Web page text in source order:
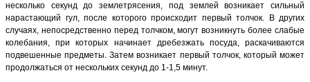
несколько секунд до землетрясения, под землей возникает сильный
нарастающий гул, после которого происходит первый толчок. В других
случаях, непосредственно перед толчком, могут возникнуть более слабые
колебания, при которых начинает дребезжать посуда, раскачиваются
подвешенные предметы. Затем возникает первый толчок, который может
продолжаться от нескольких секунд до 1-1,5 минут.